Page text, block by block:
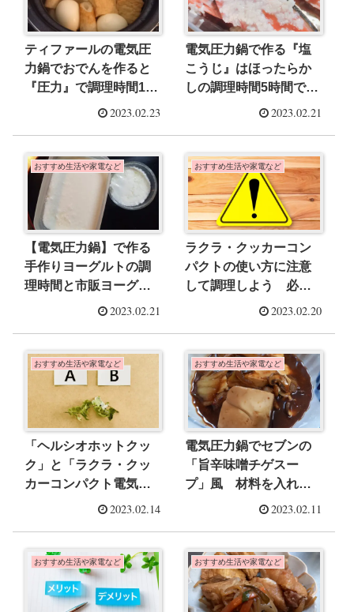
ティファールの電気圧
力鍋でおでんを作ると
『圧力』で調理時間16
分！大根やわらかな作
2023.02.23
電気圧力鍋で作る『塩
こうじ』はほったらか
しの調理時間5時間でお
手軽 万能調味料にな
2023.02.21
おすすめ生活や家電など
【電気圧力鍋】で作る
手作りヨーグルトの調
理時間と市販ヨーグル
2023.02.21
おすすめ生活や家電など
ラクラ・クッカーコン
パクトの使い方に注意
して調理しよう 必ず
気を付けたい10個のこ
2023.02.20
おすすめ生活や家電など
「ヘルシオホットクッ
ク」と「ラクラ・クッ
カーコンパクト電気圧
力鍋CY3518JPA」を比
2023.02.14
おすすめ生活や家電など
電気圧力鍋でセブンの
「旨辛味噌チゲスー
プ」風 材料を入れ圧
力調理2分！時短でほっ
2023.02.11
おすすめ生活や家電など おすすめ生活や家電など